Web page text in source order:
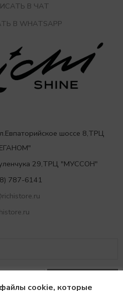
В ЧАТ
В WHATSAPP
шоссе 8,ТРЦ
29,ТРЦ "МУССОН"
787-6141
cookie, которые